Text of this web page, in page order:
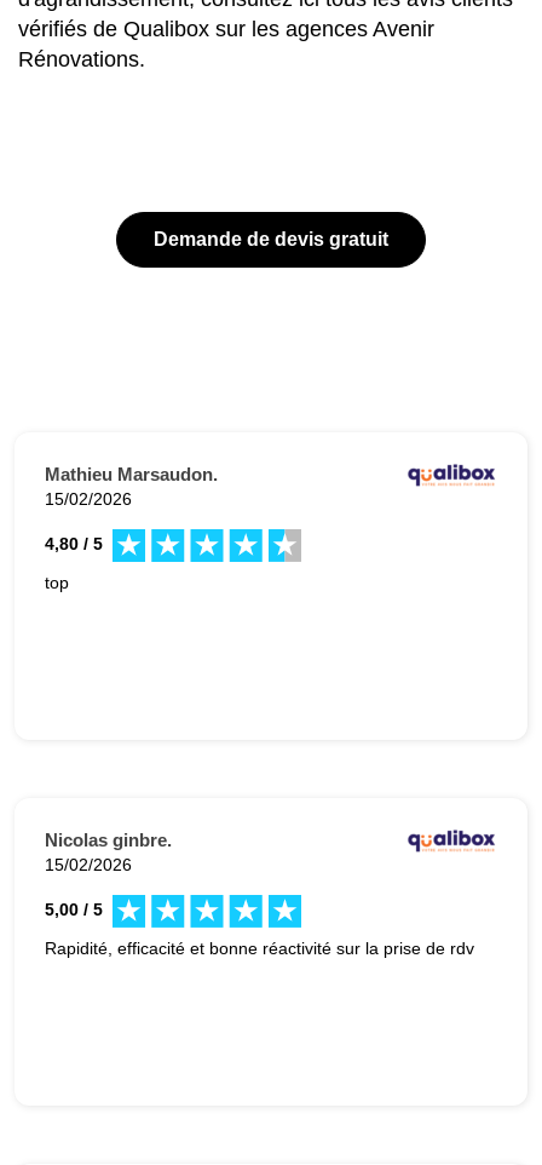
vérifiés de Qualibox sur les agences Avenir
Rénovations.
Demande de devis gratuit
Mathieu Marsaudon.
15/02/2026
4,80 / 5
top
Nicolas ginbre.
15/02/2026
5,00 / 5
Rapidité, efficacité et bonne réactivité sur la prise de rdv